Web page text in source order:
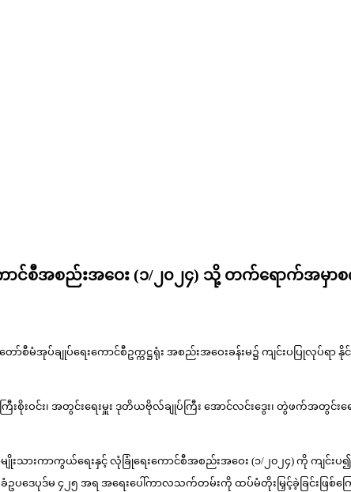
င်စီအစည်းအဝေး (၁/၂၀၂၄) သို့ တက်ရောက်အမှာစကာ
အုပ်ချုပ်ရေးကောင်စီဥက္ကဋ္ဌရုံး အစည်းအဝေးခန်းမ၌ ကျင်းပပြုလုပ်ရာ နိုင်
ဝင်း၊ အတွင်းရေးမှူး ဒုတိယဗိုလ်ချုပ်ကြီး အောင်လင်းဒွေး၊ တွဲဖက်အတွင်းရေ
အမျိုးသားကာကွယ်ရေးနှင့် လုံခြုံရေးကောင်စီအစည်းအဝေး (၁/၂၀၂၄) ကို က
ပဒေပုဒ်မ ၄၂၅ အရ အရေးပေါ်ကာလသက်တမ်းကို ထပ်မံတိုးမြှင့်ခဲ့ခြင်းဖြစ်ကြေ